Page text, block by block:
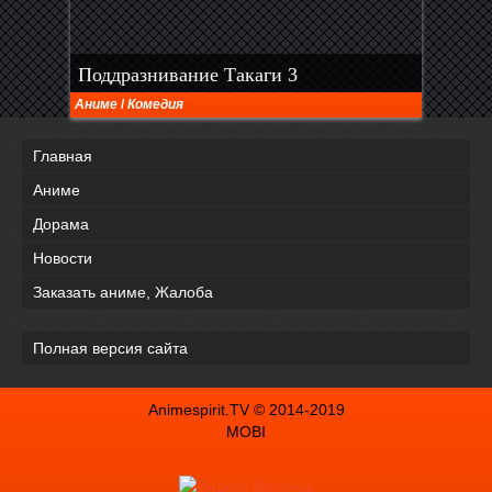
Поддразнивание Такаги 3
Аниме /Комедия
Главная
Аниме
Дорама
Новости
Заказать аниме, Жалоба
Полная версия сайта
Animespirit.TV © 2014-2019
MOBI